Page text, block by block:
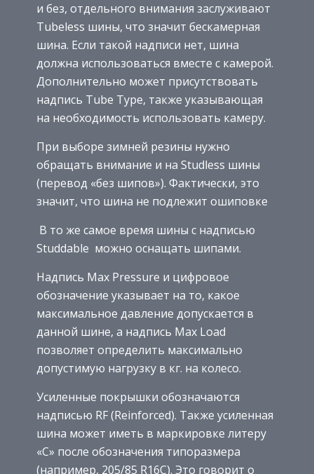
и без, отдельного внимания заслуживают
Tubeless шины, что значит бескамерная
шина. Если такой надписи нет, шина
должна использоваться вместе с камерой.
Дополнительно может присутствовать
надпись Tube Type, также указывающая
на необходимость использовать камеру.
При выборе зимней резины нужно
обращать внимание и на Studless шины
(перевод «без шипов»). Фактически, это
значит, что шина не подлежит ошиповке
В то же самое время шины с надписью
Studdable можно оснащать шипами.
Надпись Max Pressure и цифровое
обозначение указывает на то, какое
максимальное давление допускается в
данной шине, а надпись Max Load
позволяет определить максимально
допустимую нагрузку в кг. на колесо.
Усиленные покрышки обозначаются
надписью RF (Reinforced). Также усиленная
шина может иметь в маркировке литеру
«С» после обозначения типоразмера
(например, 205/85 R16C). Это говорит о